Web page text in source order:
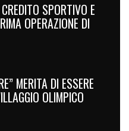
SPORTIVO E
OPERAZIONE DI
MERITA DI ESSERE
OLIMPICO